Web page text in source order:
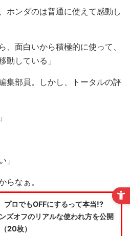
ホンダのは普通に使えて感動し
面白いから積極的に使って、
動している」
集部員。しかし、トータルの評
」
なぁ。
プロでもOFFにするって本当!?
ズオフのリアルな使われ方を公開
（20枚）